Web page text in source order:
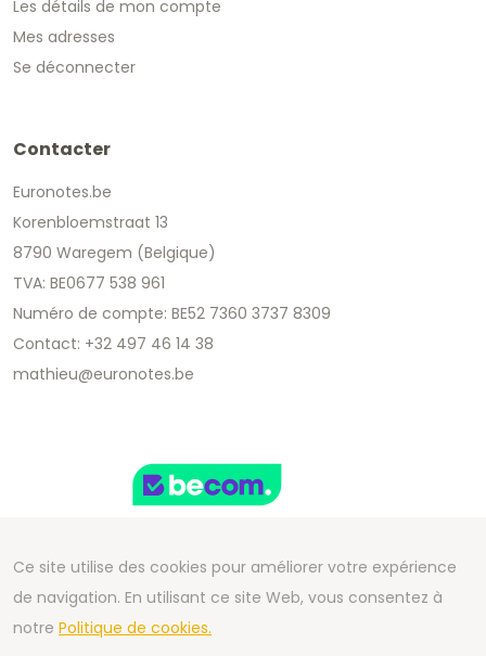
Les détails de mon compte
Mes adresses
Se déconnecter
Contacter
Euronotes.be
Korenbloemstraat 13
8790 Waregem (Belgique)
TVA: BE0677 538 961
Numéro de compte: BE52 7360 3737 8309
Contact: +32 497 46 14 38
mathieu@euronotes.be
Copyright 2026 We Can Do Better Online BV
Development by2mprove
Ce site utilise des cookies pour améliorer votre expérience
de navigation. En utilisant ce site Web, vous consentez à
notre Politique de cookies.